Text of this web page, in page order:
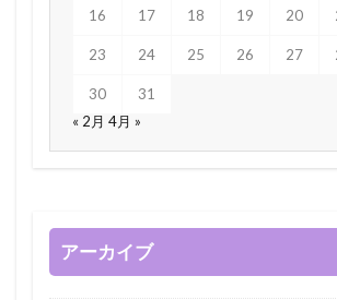
16 17 18 19 20
23 24 25 26 27
30
31
« 2月 4月 »
アーカイブ